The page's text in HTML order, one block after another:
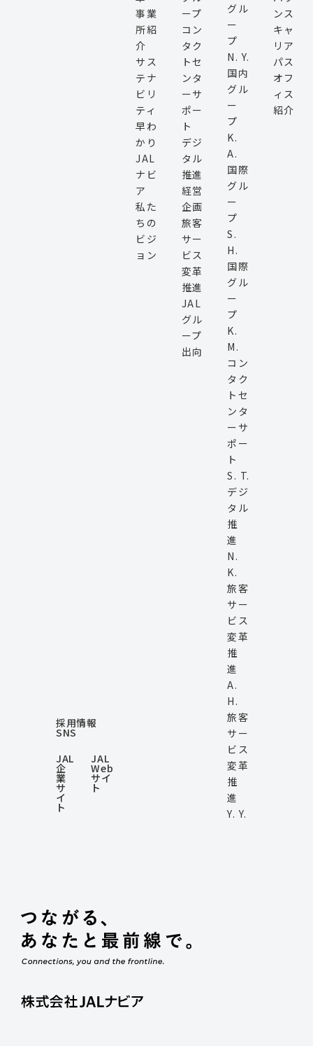
事業
所紹
介
サス
テナ
ビリ
ティ
早わ
かり
JAL
ナビ
ア
私た
ちの
ビジ
ョン
ープ
コン
タク
トセ
ンタ
ーサ
ポー
ト
デジ
タル
推進
経営
企画
旅客
サー
ビス
変革
推進
JAL
グル
ープ
出向
グル
ー
プ
N. Y.
国内
グル
ー
プ
K.
A.
国際
グル
ー
プ
S.
H.
国際
グル
ー
プ
K.
M.
コン
タク
トセ
ンタ
ーサ
ポー
ト
S. T.
デジ
タル
推
進
N.
K.
旅客
サー
ビス
変革
推
進
A.
H.
旅客
サー
ビス
変革
推
進
Y. Y.
ンス
キャ
リア
パス
オフ
ィス
紹介
採用情報
SNS
JAL
企
業
サ
イ
ト
JAL
Web
サイ
ト